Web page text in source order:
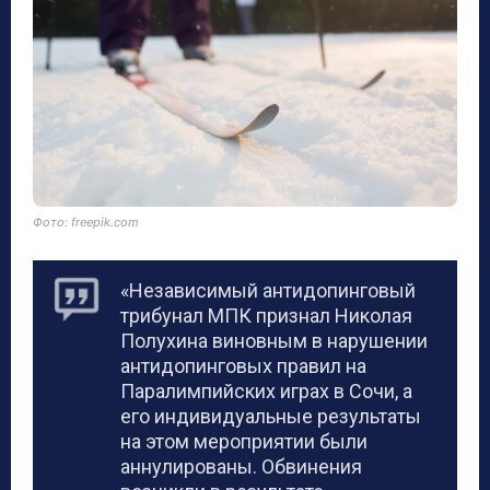
Фото: freepik.com
«Независимый антидопинговый
трибунал МПК признал Николая
Полухина виновным в нарушении
антидопинговых правил на
Паралимпийских играх в Сочи, а
его индивидуальные результаты
на этом мероприятии были
аннулированы. Обвинения